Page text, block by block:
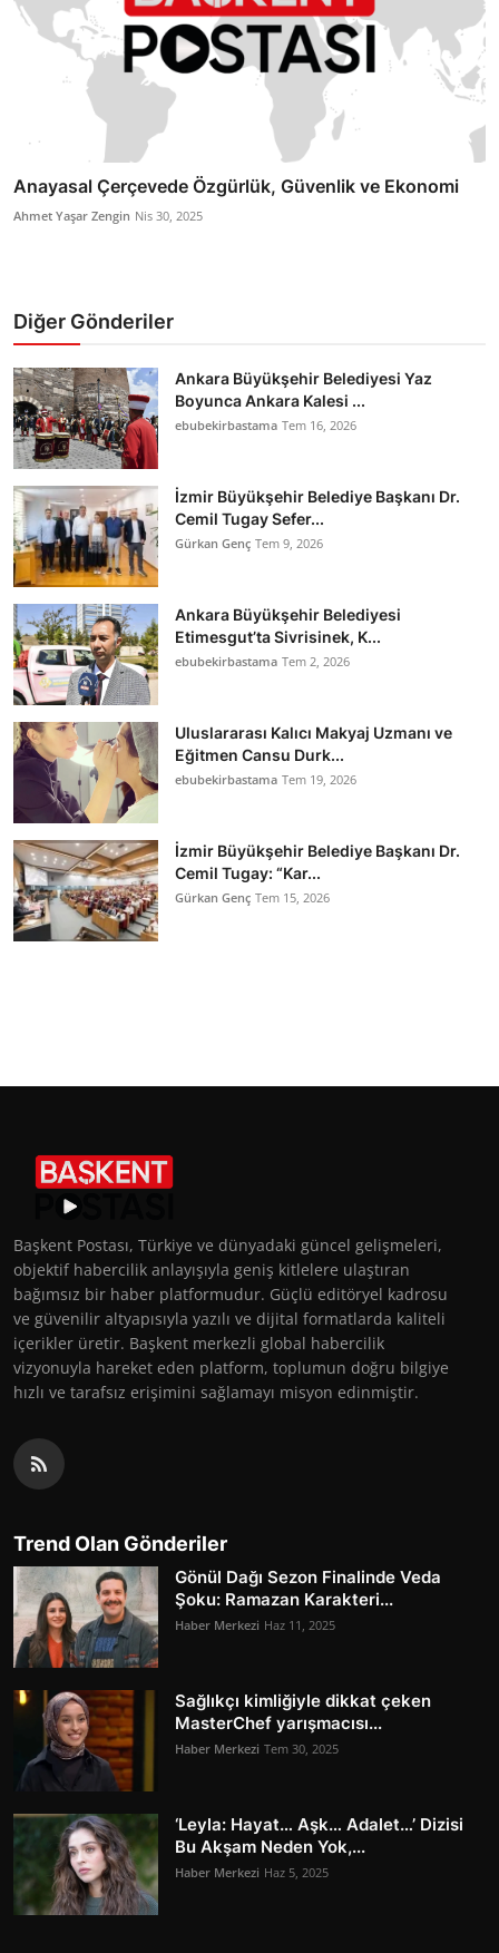
Anayasal Çerçevede Özgürlük, Güvenlik ve Ekonomi
Ahmet Yaşar Zengin Nis 30, 2025
Diğer Gönderiler
Ankara Büyükşehir Belediyesi Yaz
Boyunca Ankara Kalesi ...
ebubekirbastama Tem 16, 2026
İzmir Büyükşehir Belediye Başkanı Dr.
Cemil Tugay Sefer...
Gürkan Genç Tem 9, 2026
Ankara Büyükşehir Belediyesi
Etimesgut’ta Sivrisinek, K...
ebubekirbastama Tem 2, 2026
Uluslararası Kalıcı Makyaj Uzmanı ve
Eğitmen Cansu Durk...
ebubekirbastama Tem 19, 2026
İzmir Büyükşehir Belediye Başkanı Dr.
Cemil Tugay: “Kar...
Gürkan Genç Tem 15, 2026
Başkent Postası, Türkiye ve dünyadaki güncel gelişmeleri,
objektif habercilik anlayışıyla geniş kitlelere ulaştıran
bağımsız bir haber platformudur. Güçlü editöryel kadrosu
ve güvenilir altyapısıyla yazılı ve dijital formatlarda kaliteli
içerikler üretir. Başkent merkezli global habercilik
vizyonuyla hareket eden platform, toplumun doğru bilgiye
hızlı ve tarafsız erişimini sağlamayı misyon edinmiştir.
Trend Olan Gönderiler
Gönül Dağı Sezon Finalinde Veda
Şoku: Ramazan Karakteri...
Haber Merkezi Haz 11, 2025
Sağlıkçı kimliğiyle dikkat çeken
MasterChef yarışmacısı...
Haber Merkezi Tem 30, 2025
‘Leyla: Hayat… Aşk… Adalet…’ Dizisi
Bu Akşam Neden Yok,...
Haber Merkezi Haz 5, 2025